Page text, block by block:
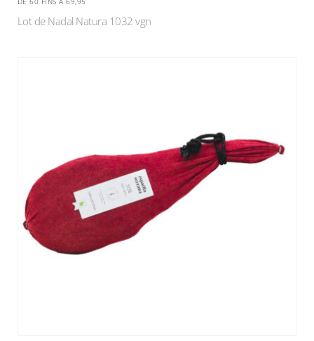
Lot de Nadal Natura 1032 vgn